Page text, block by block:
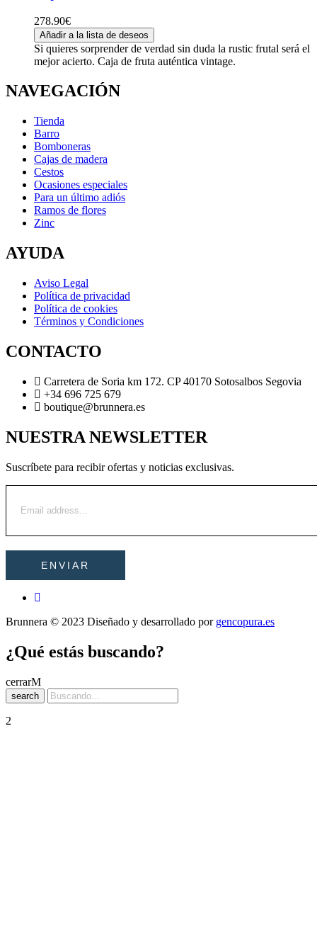
278.90€
Añadir a la lista de deseos
Si quieres sorprender de verdad sin duda la rustic frutal será el
mejor acierto. Caja de fruta auténtica vintage.
NAVEGACIÓN
Tienda
Barro
Bomboneras
Cajas de madera
Cestos
Ocasiones especiales
Para un último adiós
Ramos de flores
Zinc
AYUDA
Aviso Legal
Política de privacidad
Política de cookies
Términos y Condiciones
CONTACTO
Carretera de Soria km 172. CP 40170 Sotosalbos Segovia
+34 696 725 679
boutique@brunnera.es
NUESTRA NEWSLETTER
Suscríbete para recibir ofertas y noticias exclusivas.
Brunnera © 2023 Diseñado y desarrollado por gencopura.es
¿Qué estás buscando?
cerrar
search